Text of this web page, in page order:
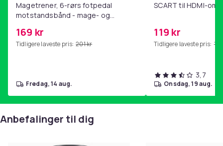
Magetrener, 6-rørs fotpedal
motstandsbånd - mage- og
hjemmegymnastikk Pink
169 kr
Tidligere laveste pris: 201 kr
fredag, 14 aug.
SCART til HDMI-
119 kr
Tidligere laveste pris:
3,7
onsdag, 19 aug.
Anbefalinger til dig